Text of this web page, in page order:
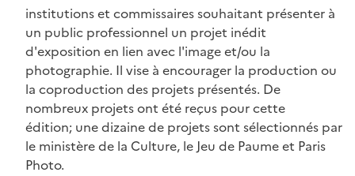
institutions et commissaires souhaitant présenter à
un public professionnel un projet inédit
d'exposition en lien avec l'image et/ou la
photographie. Il vise à encourager la production ou
la coproduction des projets présentés. De
nombreux projets ont été reçus pour cette
édition; une dizaine de projets sont sélectionnés par
le ministère de la Culture, le Jeu de Paume et Paris
Photo.